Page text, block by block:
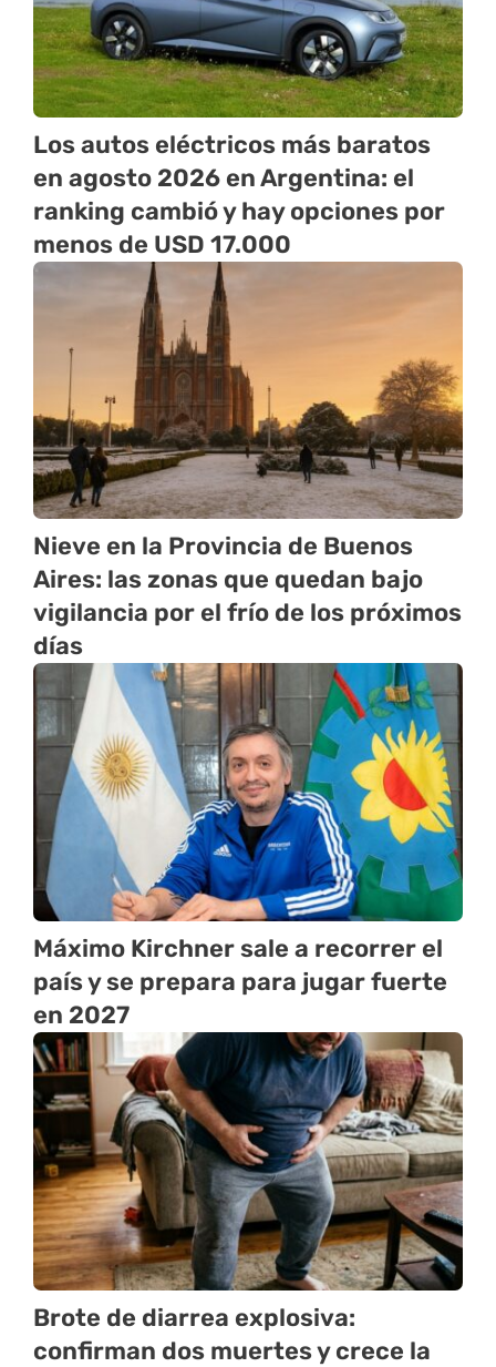
Los autos eléctricos más baratos
en agosto 2026 en Argentina: el
ranking cambió y hay opciones por
menos de USD 17.000
Nieve en la Provincia de Buenos
Aires: las zonas que quedan bajo
vigilancia por el frío de los próximos
días
Máximo Kirchner sale a recorrer el
país y se prepara para jugar fuerte
en 2027
Brote de diarrea explosiva:
confirman dos muertes y crece la